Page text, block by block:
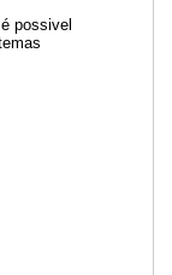
possivel